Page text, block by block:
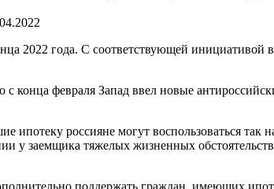
2022 года. С соответствующей инициативой
февраля Запад ввел новые
ипотеку россияне могут воспользоваться
у заемщика тяжелых жизненных
поддержать граждан, имеющих